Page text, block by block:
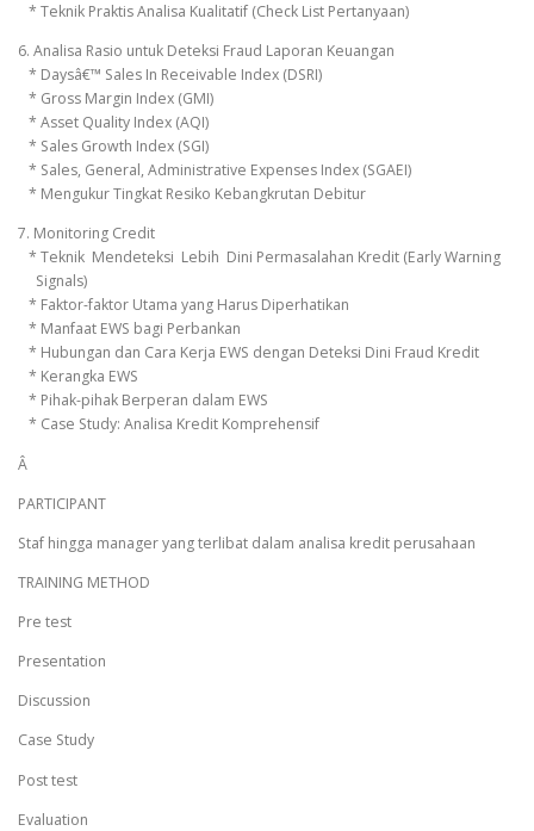
* Teknik Praktis Analisa Kualitatif (Check List Pertanyaan)
6. Analisa Rasio untuk Deteksi Fraud Laporan Keuangan
* Daysâ€™ Sales In Receivable Index (DSRI)
* Gross Margin Index (GMI)
* Asset Quality Index (AQI)
* Sales Growth Index (SGI)
* Sales, General, Administrative Expenses Index (SGAEI)
* Mengukur Tingkat Resiko Kebangkrutan Debitur
7. Monitoring Credit
* Teknik Mendeteksi Lebih Dini Permasalahan Kredit (Early Warning
Signals)
* Faktor-faktor Utama yang Harus Diperhatikan
* Manfaat EWS bagi Perbankan
* Hubungan dan Cara Kerja EWS dengan Deteksi Dini Fraud Kredit
* Kerangka EWS
* Pihak-pihak Berperan dalam EWS
* Case Study: Analisa Kredit Komprehensif
Â
PARTICIPANT
Staf hingga manager yang terlibat dalam analisa kredit perusahaan
TRAINING METHOD
Pre test
Presentation
Discussion
Case Study
Post test
Evaluation